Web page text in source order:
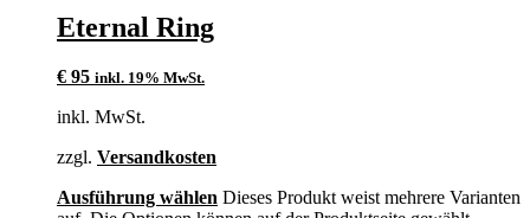
Eternal Ring
€ 95 inkl. 19% MwSt.
inkl. MwSt.
zzgl. Versandkosten
Ausführung wählen Dieses Produkt weist mehrere Varianten